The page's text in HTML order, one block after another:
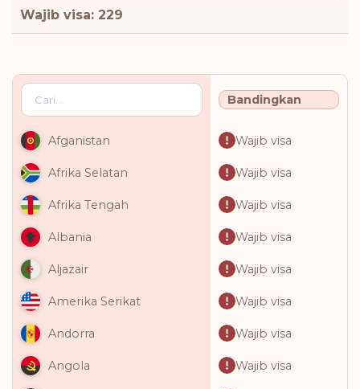
Wajib visa: 229
Bandingkan
Afganistan Wajib visa
Afrika Selatan Wajib visa
Afrika Tengah Wajib visa
Albania Wajib visa
Aljazair Wajib visa
Amerika Serikat Wajib visa
Andorra Wajib visa
Angola Wajib visa